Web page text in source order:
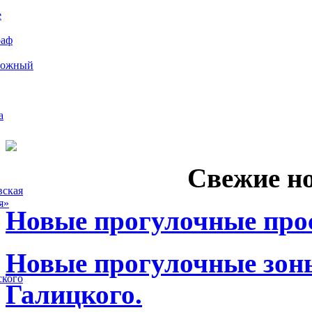
Свежие
Новые прогулочные
Новые прогулочные
Галицкого.